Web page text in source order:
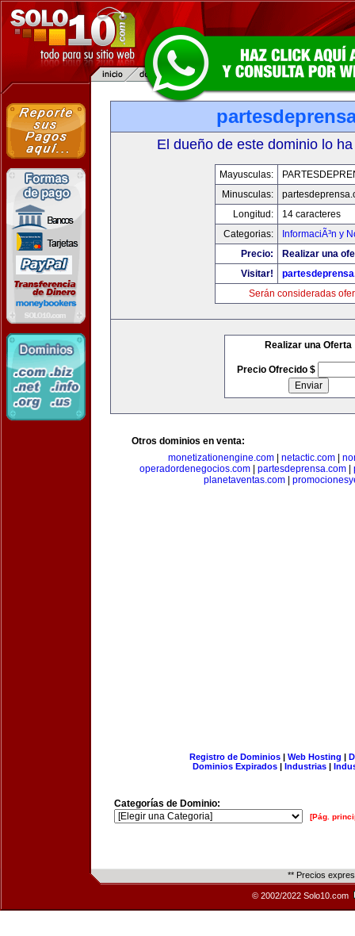
El dueño de este dominio lo
Mayusculas:
Minusculas:
Longitud:
14 caracteres
Categorias:
InformaciÃ³n y
Precio:
Realizar una
Visitar!
Serán consideradas
Realizar una Oferta
Precio Ofrecido $
Otros dominios en venta:
monetizationengine.com| netactic.com|
operadordenegocios.com
partesdeprensa.com
planetaventas.com
Registro de Dominios| Web Hosting |
Dominios Expirados | Industrias |
Categorías de Dominio:
[Pág.
** Precios
© 2002/2022 Solo10.com